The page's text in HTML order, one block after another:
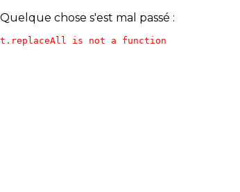
Quelque chose s'est mal passé :
t.replaceAll is not a function